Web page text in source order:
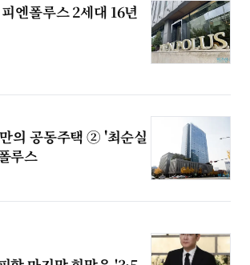
엔폴루스 2세대 16년
의 공동주택 ② '최순실
루스